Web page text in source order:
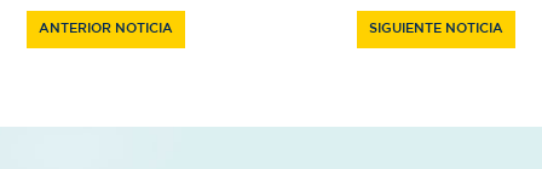
ANTERIOR NOTICIA SIGUIENTE NOTICIA